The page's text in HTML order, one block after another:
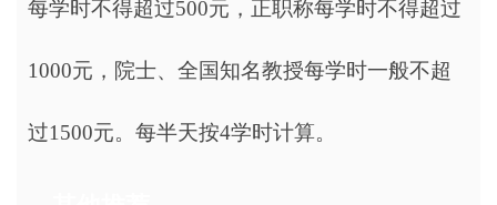
每学时不得超过500元，正职称每学时不得超过
1000元，院士、全国知名教授每学时一般不超
过1500元。每半天按4学时计算。